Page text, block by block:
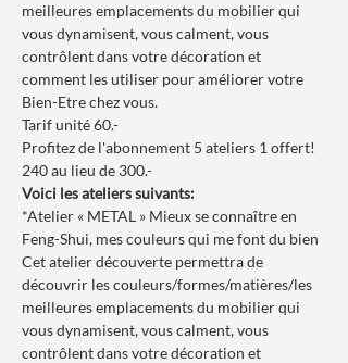
meilleures emplacements du mobilier qui
vous dynamisent, vous calment, vous
contrôlent dans votre décoration et
comment les utiliser pour améliorer votre
Bien-Etre chez vous.
Tarif unité 60.-
Profitez de l'abonnement 5 ateliers 1 offert!
240 au lieu de 300.-
Voici les ateliers suivants:
*Atelier « METAL » Mieux se connaître en
Feng-Shui, mes couleurs qui me font du bien
Cet atelier découverte permettra de
découvrir les couleurs/formes/matières/les
meilleures emplacements du mobilier qui
vous dynamisent, vous calment, vous
contrôlent dans votre décoration et